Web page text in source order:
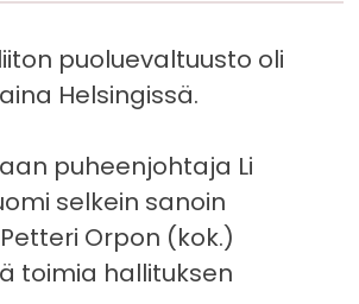
puoluevaltuusto oli
Helsingissä.
puheenjohtaja Li
selkein sanoin
Orpon (kok.)
toimia hallituksen